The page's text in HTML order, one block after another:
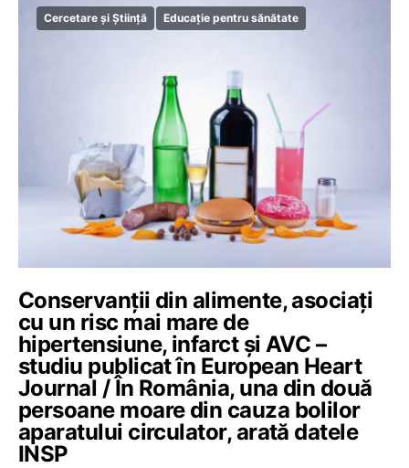
Cercetare și Știință Educație pentru sănătate
Conservanții din alimente, asociați
cu un risc mai mare de
hipertensiune, infarct și AVC –
studiu publicat în European Heart
Journal / În România, una din două
persoane moare din cauza bolilor
aparatului circulator, arată datele
INSP